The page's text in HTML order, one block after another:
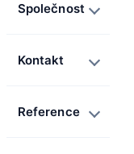
Společnost
Kontakt
Reference